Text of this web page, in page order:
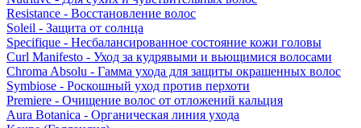
Resistance - Восстановление волос
Soleil - Защита от солнца
Specifique - Несбалансированное состояние кожи головы
Curl Manifesto - Уход за кудрявыми и вьющимися волосами
Chroma Absolu - Гамма ухода для защиты окрашенных волос
Symbiose - Роскошный уход против перхоти
Premiere - Очищение волос от отложений кальция
Aura Botanica - Органическая линия ухода